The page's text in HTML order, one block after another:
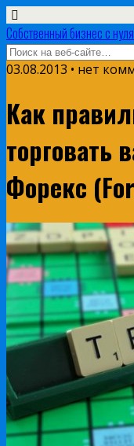
Собственный бизнес с
03.08.2013 • нет
Как
торговать
Форекс